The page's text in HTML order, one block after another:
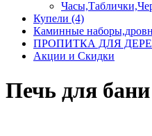
Купели (4)
Каминные
ПРОПИТКА ДЛЯ
Акции и Скидки
Печь для